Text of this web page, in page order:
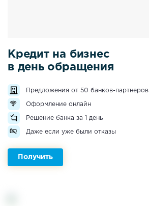
Кредит на бизнес
в день обращения
Предложения от 50 банков-партнеров
Оформление онлайн
Решение банка за 1 день
Даже если уже были отказы
Получить